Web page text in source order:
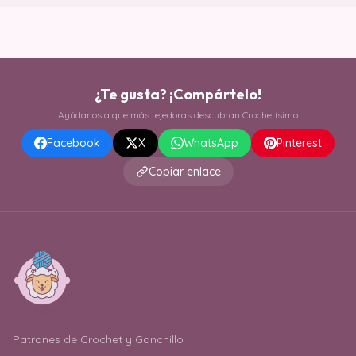
¿Te gusta? ¡Compártelo!
Ayúdanos a que más tejedoras descubran Crochetísimo
Facebook X WhatsApp
Pinterest
Copiar enlace
Patrones de Crochet y Ganchillo